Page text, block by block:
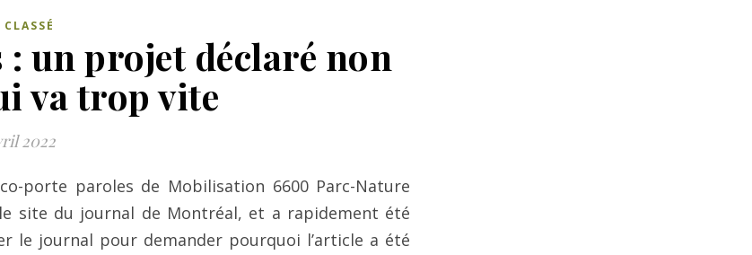
un projet déclaré non
va trop vite
2022
porte paroles de Mobilisation 6600 Parc-Nature
site du journal de Montréal, et a rapidement été
le journal pour demander pourquoi l’article a été